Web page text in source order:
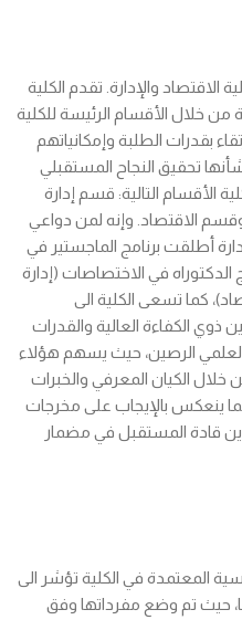
والإدارة. تقدم الكلية
خلال الأقسام الرئيسة للكلية
بقدرات الطلبة وإمكانياتهم
تحقيق النجاح المستقبلي
الأقسام التالية: قسم إدارة
الاقتصاد. وإنه لمن دواعي
أطلقت برنامج الماجستير في
في الاختصاصات (إدارة
كما تسعى الكلية الى
ذوي الكفاءة العالية والقدرات
الرصين، حيث يسهم هؤلاء
خلال الكيان المعرفي والخبرات
مما ينعكس بالإيجاب على مخرجات
قادة المستقبل في مضمار
المعتمدة في الكلية تؤشر الى
حيث تم وضع مفرداتها وفق